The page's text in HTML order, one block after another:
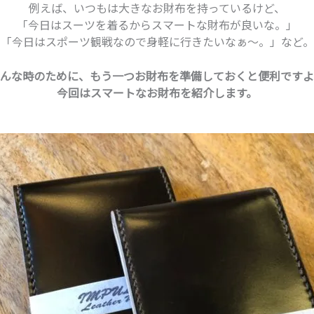
例えば、いつもは大きなお財布を持っているけど、
「今日はスーツを着るからスマートな財布が良いな。」
「今日はスポーツ観戦なので身軽に行きたいなぁ～。」など。
な時のために、もう一つお財布を準備しておくと便利です
今回はスマートなお財布を紹介します。